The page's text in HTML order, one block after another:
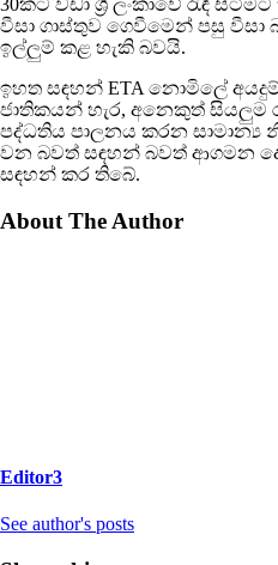
වීසා ගාස්තුව ගෙවීමෙන් පසු වීසා
ඉල්ලුම් කළ හැකි බවයි.
ඉහත සඳහන් ETA නොමිලේ
ජාතිකයන් හැර, අනෙකුත් සියලුම
පද්ධතිය පාලනය කරන සාමාන්‍ය
වන බවත් සඳහන් බවත් ආගමන
සඳහන් කර තිබේ.
About The Author
Editor3
See author's posts